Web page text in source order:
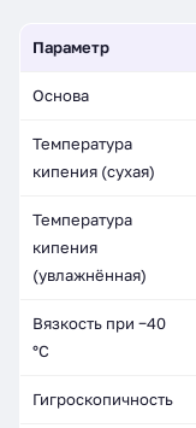
Параметр
Основа
Температура
кипения (сухая)
Температура
кипения
(увлажнённая)
Вязкость при −40
°C
Гигроскопичность